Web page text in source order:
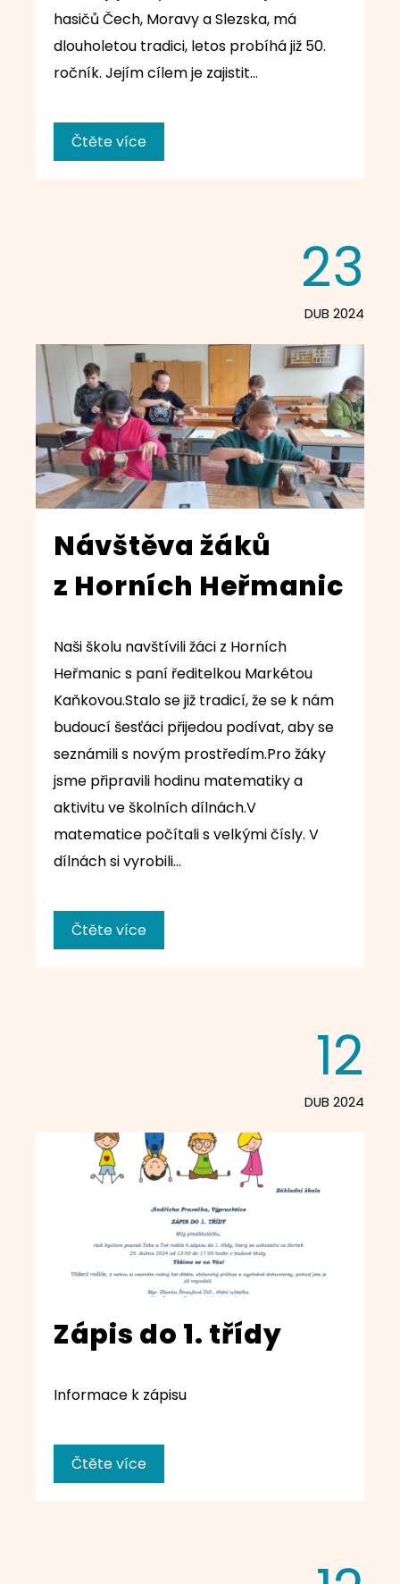
hasičů Čech, Moravy a Slezska, má
dlouholetou tradici, letos probíhá již 50.
ročník. Jejím cílem je zajistit…
Čtěte více
23
DUB 2024
Návštěva žáků
z Horních Heřmanic
Naši školu navštívili žáci z Horních
Heřmanic s paní ředitelkou Markétou
Kaňkovou.Stalo se již tradicí, že se k nám
budoucí šesťáci přijedou podívat, aby se
seznámili s novým prostředím.Pro žáky
jsme připravili hodinu matematiky a
aktivitu ve školních dílnách.V
matematice počítali s velkými čísly. V
dílnách si vyrobili…
Čtěte více
12
DUB 2024
Zápis do 1. třídy
Informace k zápisu
Čtěte více